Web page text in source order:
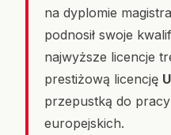
na dyplomie
podnosił swoje
najwyższe licencje
prestiżową licencję
przepustką do
europejskich.